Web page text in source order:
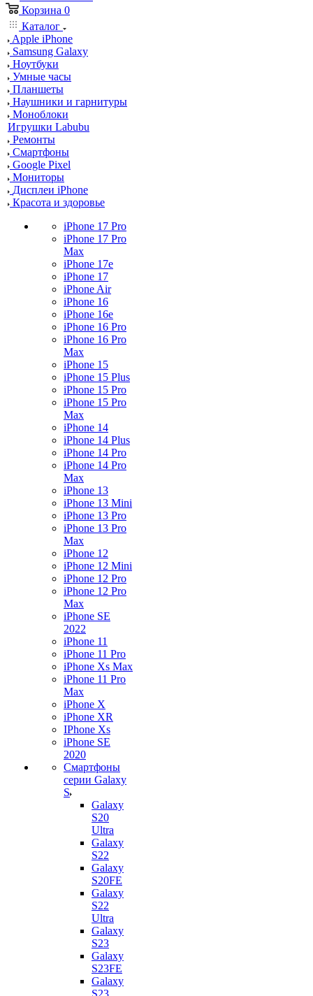
Корзина 0
Каталог
Apple iPhone
Samsung Galaxy
Ноутбуки
Умные часы
Планшеты
Наушники и гарнитуры
Моноблоки
Игрушки Labubu
Ремонты
Смартфоны
Google Pixel
Мониторы
Дисплеи iPhone
Красота и здоровье
iPhone 17 Pro
iPhone 17 Pro
Max
iPhone 17e
iPhone 17
iPhone Air
iPhone 16
iPhone 16e
iPhone 16 Pro
iPhone 16 Pro
Max
iPhone 15
iPhone 15 Plus
iPhone 15 Pro
iPhone 15 Pro
Max
iPhone 14
iPhone 14 Plus
iPhone 14 Pro
iPhone 14 Pro
Max
iPhone 13
iPhone 13 Mini
iPhone 13 Pro
iPhone 13 Pro
Max
iPhone 12
iPhone 12 Mini
iPhone 12 Pro
iPhone 12 Pro
Max
iPhone SE
2022
iPhone 11
iPhone 11 Pro
iPhone Xs Max
iPhone 11 Pro
Max
iPhone X
iPhone XR
IPhone Xs
iPhone SE
2020
Смартфоны
серии Galaxy
S
Galaxy
S20
Ultra
Galaxy
S22
Galaxy
S20FE
Galaxy
S22
Ultra
Galaxy
S23
Galaxy
S23FE
Galaxy
S23